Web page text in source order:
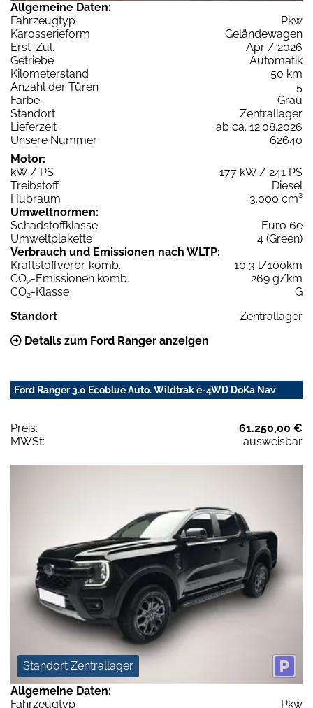
Allgemeine Daten:
Fahrzeugtyp
Pkw
Karosserieform
Geländewagen
Erst-Zul.
Apr / 2026
Getriebe
Automatik
Kilometerstand
50 km
Anzahl der Türen
5
Farbe
Grau
Standort
Zentrallager
Lieferzeit
ab ca. 12.08.2026
Unsere Nummer
62640
Motor:
kW / PS
177 kW / 241 PS
Treibstoff
Diesel
Hubraum
3.000 cm³
Umweltnormen:
Schadstoffklasse
Euro 6e
Umweltplakette
4 (Green)
Verbrauch und Emissionen nach WLTP:
Kraftstoffverbr. komb.
10,3 l/100km
CO2-Emissionen komb.
269 g/km
CO2-Klasse
G
Standort
Zentrallager
Details zum Ford Ranger anzeigen
Ford Ranger 3.0 Ecoblue Auto. Wildtrak e-4WD DoKa Nav
Preis:
61.250,00 €
MWSt:
ausweisbar
Standort Zentrallager
Allgemeine Daten:
Fahrzeugtyp
Pkw